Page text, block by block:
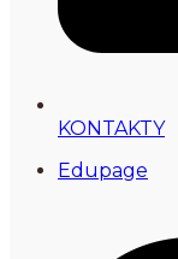
KONTAKTY
Edupage